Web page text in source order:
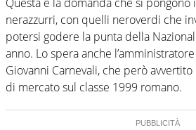
nerazzurri, con quelli neroverdi che
potersi godere la punta della
anno. Lo spera anche
Giovanni Carnevali, che però
di mercato sul classe 1999 romano.